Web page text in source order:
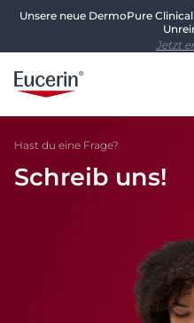
Unsere neue DermoPure
Jetzt
Hast du eine Frage?
Schreib uns!